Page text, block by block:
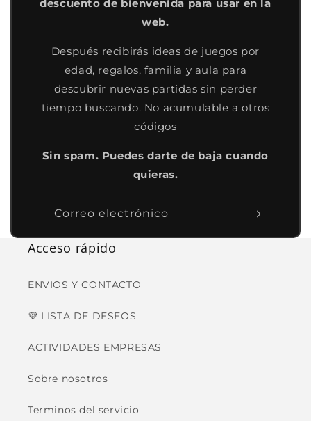
descuento de bienvenida para usar en la
web.
Después recibirás ideas de juegos por
edad, regalos, familia y aula para
descubrir nuevas partidas sin perder
tiempo buscando. No acumulable a otros
códigos
Sin spam. Puedes darte de baja cuando
quieras.
Correo electrónico
Acceso rápido
ENVIOS Y CONTACTO
💜 LISTA DE DESEOS
ACTIVIDADES EMPRESAS
Sobre nosotros
Terminos del servicio